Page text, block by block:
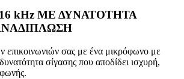
kHz ΜΕ ΔΥΝΑΤΟΤΗΤΑ
επικοινωνιών σας με ένα μικρόφωνο με
σίγασης που αποδίδει ισχυρή,